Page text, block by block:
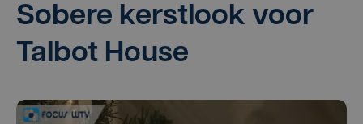
Sobe­re kerst­look voor
Tal­bot House